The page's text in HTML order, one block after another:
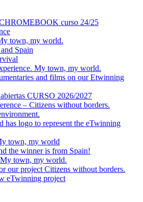
curso 24/25
town, my world.
Spain
My town, my world.
and films on our Etwinning
CURSO 2026/2027
– Citizens without borders.
logo to represent the eTwinning
town, my world
the winner is from Spain!
My town, my world.
our project Citizens without borders.
eTwinning project